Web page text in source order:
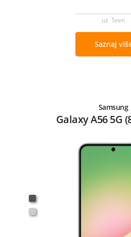
uz Teen
Saznaj
Samsung
Galaxy A56 5G